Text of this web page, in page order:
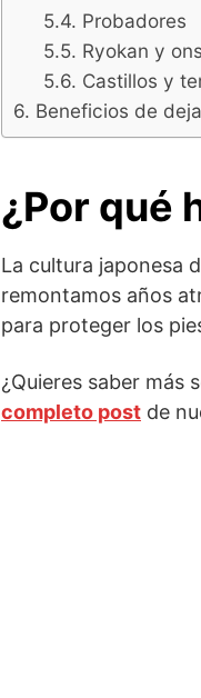
Probadores
Ryokan y
Castillos y
Beneficios de
¿Por qué
La cultura japonesa
remontamos años
para proteger los
¿Quieres saber más
completo post de